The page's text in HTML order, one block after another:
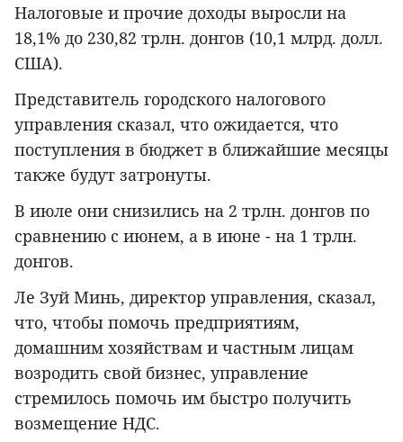
Налоговые и прочие доходы выросли на
18,1% до 230,82 трлн. донгов (10,1 млрд. долл.
США).
Представитель городского налогового
управления сказал, что ожидается, что
поступления в бюджет в ближайшие месяцы
также будут затронуты.
В июле они снизились на 2 трлн. донгов по
сравнению с июнем, а в июне - на 1 трлн.
донгов.
Ле Зуй Минь, директор управления, сказал,
что, чтобы помочь предприятиям,
домашним хозяйствам и частным лицам
возродить свой бизнес, управление
стремилось помочь им быстро получить
возмещение НДС.